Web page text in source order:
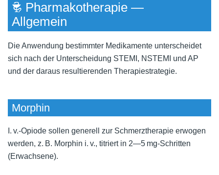
🕏 Pharmakotherapie —
Allgemein
Die Anwendung bestimmter Medikamente unterscheidet
sich nach der Unterscheidung STEMI, NSTEMI und AP
und der daraus resultierenden Therapiestrategie.
Morphin
I. v.-Opiode sollen generell zur Schmerztherapie erwogen
werden, z. B. Morphin i. v., titriert in 2—5 mg-Schritten
(Erwachsene).